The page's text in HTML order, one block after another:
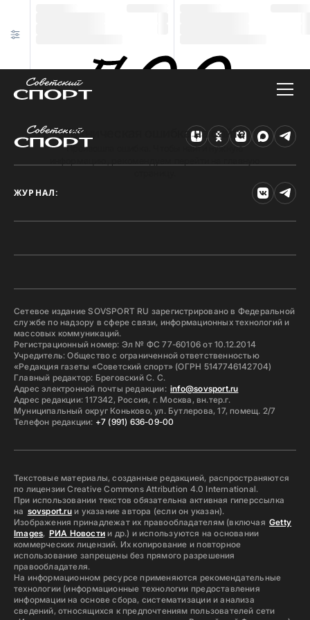
Техническая ошибка на сайте
Произошла ошибка. Чтобы найти нужную
ЖУРНАЛ:
Сетевое издание SOVSPORT RU зарегистрировано в Федеральной
службе по надзору в сфере связи, информационных технологий и
массовых коммуникаций.
Регистрационный номер: Эл № ФС 77-60106 от 10.12.2014
Учредитель: Общество с ограниченной ответственностью
«Редакция газеты «Советский спорт» (ОГРН 5147746142704)
Главный редактор: Бреговский С. С.
Адрес электронной почты редакции: info@sovsport.ru
Адрес редакции: 117342, Россия, г. Москва, вн.тер.г.
Муниципальный округ Коньково, ул. Бутлерова, 17, помещ. 2/7
Телефон редакции: +7 (991) 636-09-00
Текстовые материалы, созданные редакцией, распространяются
по лицензии Creative Commons Attribution 4.0 International.
При использовании текстов обязательна активная гиперссылка
на sovsport.ruи указание автора (если он указан).
Изображения принадлежат их правообладателям (включая Getty
Images, РИА Новостии др.) и используются на основании
коммерческих лицензий. Их копирование и повторное
использование запрещены без прямого разрешения
правообладателя.
На информационном ресурсе применяются рекомендательные
технологии (информационные технологии предоставления
информации на основе сбора, систематизации и анализа
сведений, относящихся к предпочтениям пользователей сети